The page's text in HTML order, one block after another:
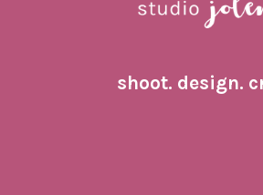
shoot. design.